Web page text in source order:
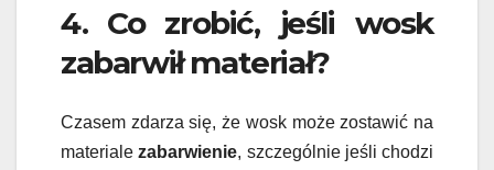
4. Co zrobić, jeśli wosk
zabarwił materiał?
Czasem zdarza się, że wosk może zostawić na
materialezabarwienie, szczególnie jeśli chodzi